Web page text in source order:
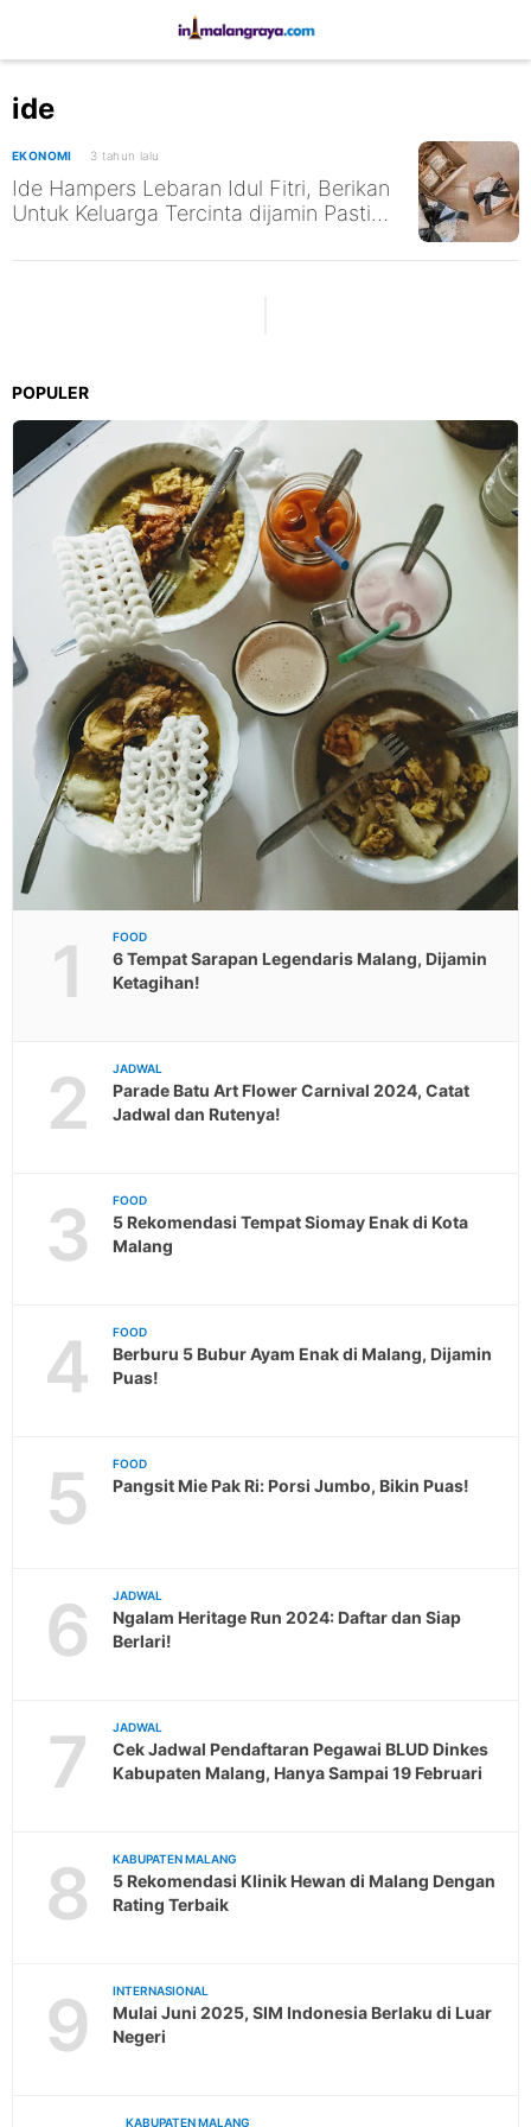
ide
EKONOMI 3 tahun lalu
Ide Hampers Lebaran Idul Fitri, Berikan
Untuk Keluarga Tercinta dijamin Pasti
POPULER
1 FOOD
6 Tempat Sarapan Legendaris Malang, Dijamin
Ketagihan!
2 JADWAL
Parade Batu Art Flower Carnival 2024, Catat
Jadwal dan Rutenya!
3 FOOD
5 Rekomendasi Tempat Siomay Enak di Kota
Malang
4 FOOD
Berburu 5 Bubur Ayam Enak di Malang, Dijamin
Puas!
5 FOOD
Pangsit Mie Pak Ri: Porsi Jumbo, Bikin Puas!
6 JADWAL
Ngalam Heritage Run 2024: Daftar dan Siap
Berlari!
7 JADWAL
Cek Jadwal Pendaftaran Pegawai BLUD Dinkes
Kabupaten Malang, Hanya Sampai 19 Februari
8 KABUPATEN MALANG
5 Rekomendasi Klinik Hewan di Malang Dengan
Rating Terbaik
9 INTERNASIONAL
Mulai Juni 2025, SIM Indonesia Berlaku di Luar
Negeri
KABUPATEN MALANG